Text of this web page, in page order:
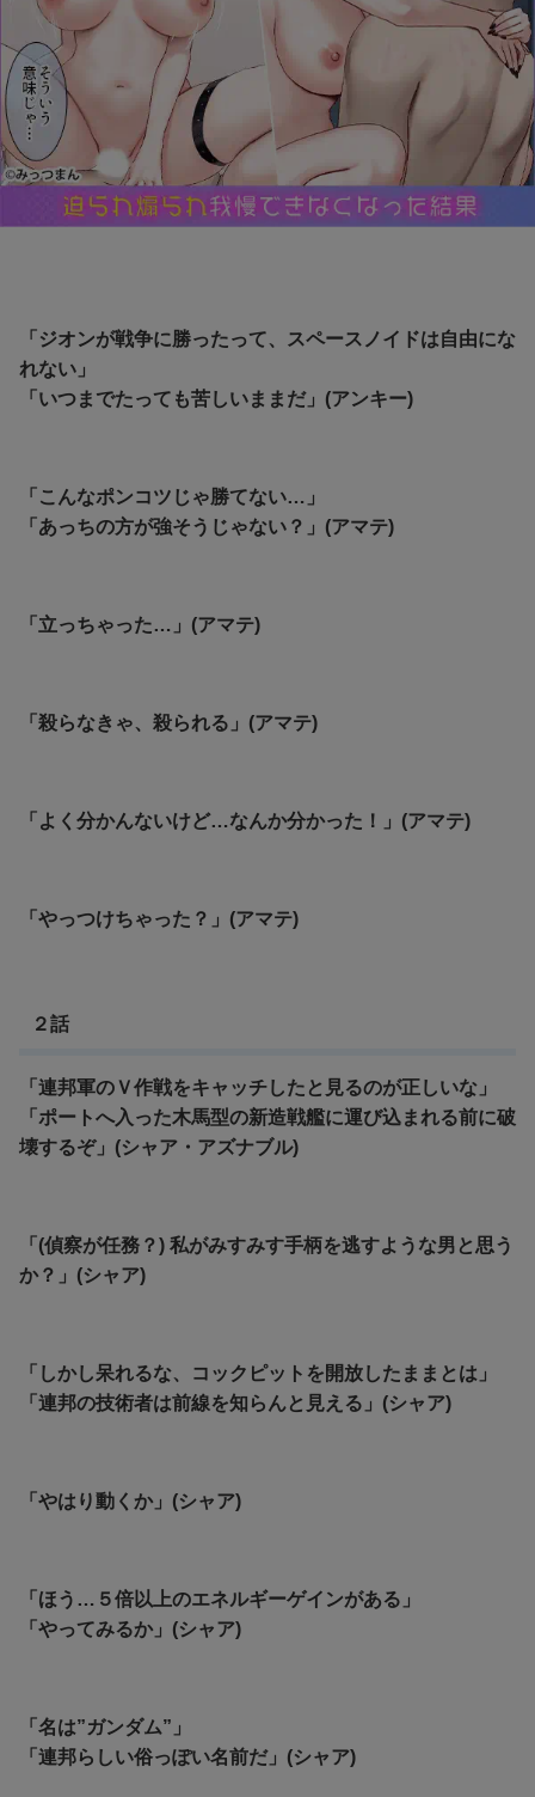
「ジオンが戦争に勝ったって、スペースノイドは自由にな
れない」
「いつまでたっても苦しいままだ」(アンキー)
「こんなポンコツじゃ勝てない…」
「あっちの方が強そうじゃない？」(アマテ)
「立っちゃった…」(アマテ)
「殺らなきゃ、殺られる」(アマテ)
「よく分かんないけど…なんか分かった！」(アマテ)
「やっつけちゃった？」(アマテ)
２話
「連邦軍のＶ作戦をキャッチしたと見るのが正しいな」
「ポートへ入った木馬型の新造戦艦に運び込まれる前に破
壊するぞ」(シャア・アズナブル)
「(偵察が任務？) 私がみすみす手柄を逃すような男と思う
か？」(シャア)
「しかし呆れるな、コックピットを開放したままとは」
「連邦の技術者は前線を知らんと見える」(シャア)
「やはり動くか」(シャア)
「ほう…５倍以上のエネルギーゲインがある」
「やってみるか」(シャア)
「名は”ガンダム”」
「連邦らしい俗っぽい名前だ」(シャア)